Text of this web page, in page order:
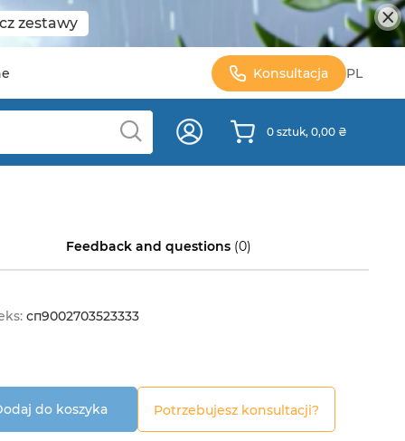
zestawy
Konsultacja PL
0 sztuk, 0,00 ₴
Feedback and questions (0)
сп9002703523333
do koszyka Potrzebujesz konsultacji?